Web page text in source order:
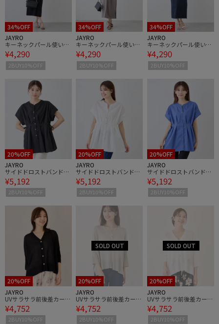
34%OFF
JAYRO
キーネックパール使いワ
ンピース
¥4,290
2BUY10%OFF
34%OFF
JAYRO
キーネックパール使いワ
ンピース
¥4,290
2BUY10%OFF
34%OFF
JAYRO
キーネックパール使いワ
ンピース
¥4,290
2BUY10%OFF
20%OFF
JAYRO
サイドドロストバンドカ
ラーブラウス
¥5,192
2BUY10%OFF
20%OFF
JAYRO
サイドドロストバンドカ
ラーブラウス
¥5,192
2BUY10%OFF
20%OFF
JAYRO
サイドドロストバンドカ
ラーブラウス
¥5,192
2BUY10%OFF
20%OFF
JAYRO
UVサラサラ前後差カーデ
ィガン
¥4,752
2BUY10%OFF
20%OFF
JAYRO
UVサラサラ前後差カーデ
ィガン
¥4,752
2BUY10%OFF
20%OFF
JAYRO
UVサラサラ前後差カーデ
ィガン
¥4,752
2BUY10%OFF